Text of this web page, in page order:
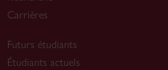
Carrières
Futurs étudiants
Étudiants actuels